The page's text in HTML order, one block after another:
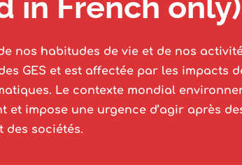
nos habitudes de vie et de nos
GES et est affectée par les impacts
Le contexte mondial
et impose une urgence d’agir après
des sociétés.